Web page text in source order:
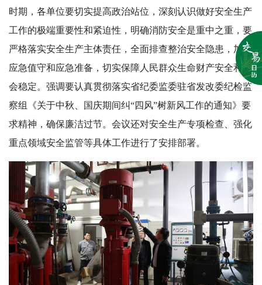
时期，各单位要切实提高政治站位，深刻认识做好安全生产
工作的极端重要性和紧迫性，明确消防安全是重中之重，要
严格落实安全生产主体责任，全面排查整治安全隐患，加强
应急值守和应急准备，切实保障人民群众生命财产安全和社
会稳定。强调要认真贯彻落实省纪委监委驻省发改委纪检监
察组《关于中秋、国庆期间纠“四风”树新风工作的通知》要
求精神，确保廉洁过节。会议还对安全生产专项检查、强化
重点领域安全监管等具体工作进行了安排部署。